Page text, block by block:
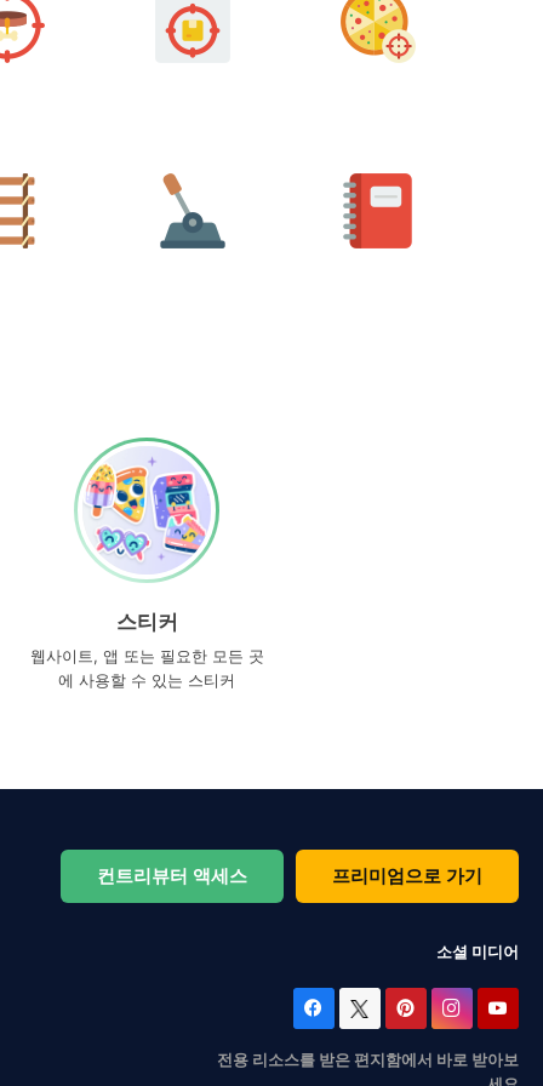
스티커
웹사이트, 앱 또는 필요한 모든 곳
에 사용할 수 있는 스티커
컨트리뷰터 액세스 프리미엄으로 가기
소셜 미디어
전용 리소스를 받은 편지함에서 바로 받아보